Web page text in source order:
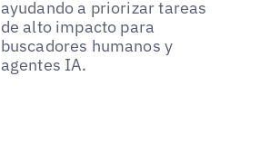
ayudando a priorizar tareas
de alto impacto para
buscadores humanos y
agentes IA.